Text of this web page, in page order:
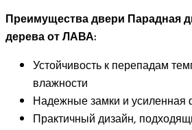
Преимущества двери Парадная
дерева от ЛАВА:
Устойчивость к перепадам
влажности
Надежные замки и усиленная
Практичный дизайн,